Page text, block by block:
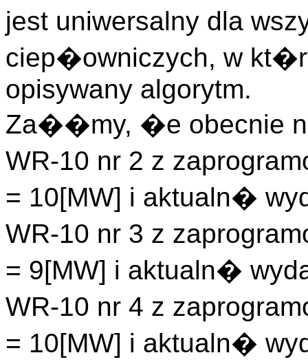
jest uniwersalny dla
ciep�owniczych, w
opisywany algorytm.
Za��my, �e obecnie
WR-10 nr 2 z
= 10[MW] i aktualn�
WR-10 nr 3 z
= 9[MW] i aktualn�
WR-10 nr 4 z
= 10[MW] i aktualn�